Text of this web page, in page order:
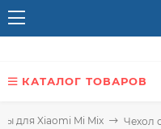
КАТАЛОГ ТОВАРОВ
для Xiaomi Mi Mix Чехол